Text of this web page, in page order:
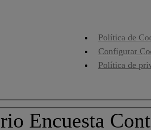
Política de
Configurar
Política de
Encuesta